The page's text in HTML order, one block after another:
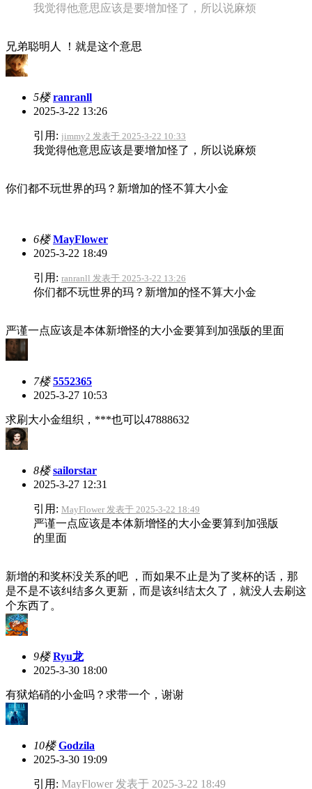
我觉得他意思应该是要增加怪了，所以说麻烦
兄弟聪明人 ！就是这个意思
5楼 ranranll
2025-3-22 13:26
引用: jimmy2 发表于 2025-3-22 10:33
我觉得他意思应该是要增加怪了，所以说麻烦
你们都不玩世界的玛？新增加的怪不算大小金
6楼 MayFlower
2025-3-22 18:49
引用: ranranll 发表于 2025-3-22 13:26
你们都不玩世界的玛？新增加的怪不算大小金
严谨一点应该是本体新增怪的大小金要算到加强版的里面
7楼 5552365
2025-3-27 10:53
求刷大小金组织，***也可以47888632
8楼 sailorstar
2025-3-27 12:31
引用: MayFlower 发表于 2025-3-22 18:49
严谨一点应该是本体新增怪的大小金要算到加强版
的里面
新增的和奖杯没关系的吧 ，而如果不止是为了奖杯的话，那
是不是不该纠结多久更新，而是该纠结太久了，就没人去刷这
个东西了。
9楼 Ryu龙
2025-3-30 18:00
有狱焰硝的小金吗？求带一个，谢谢
10楼 Godzila
2025-3-30 19:09
引用: MayFlower 发表于 2025-3-22 18:49